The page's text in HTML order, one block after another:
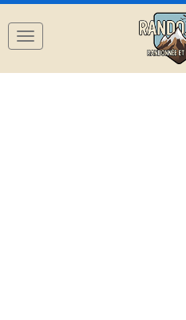
Navigation